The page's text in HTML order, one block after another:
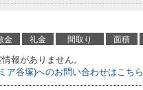
金 礼金 間取り 面積
報がありません。
ア谷塚)へのお問い合わせはこちら